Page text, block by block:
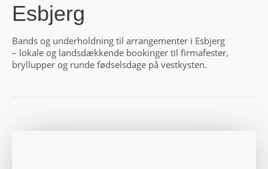
Esbjerg
Bands og underholdning til arrangementer i Esbjerg
– lokale og landsdækkende bookinger til firmafester,
bryllupper og runde fødselsdage på vestkysten.